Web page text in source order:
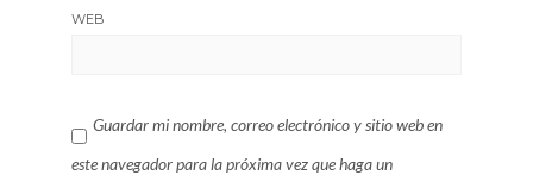
WEB
Guardar mi nombre, correo electrónico y sitio web en
este navegador para la próxima vez que haga un